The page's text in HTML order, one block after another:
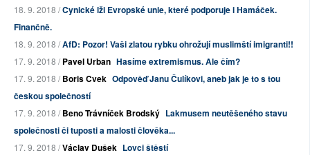
18. 9. 2018 /Cynické lži Evropské unie, které podporuje i Hamáček.
Finančně.
18. 9. 2018 /AfD: Pozor! Vaši zlatou rybku ohrožují muslimští imigranti!!
17. 9. 2018 /Pavel Urban Hasíme extremismus. Ale čím?
17. 9. 2018 /Boris Cvek Odpověď Janu Čulíkovi, aneb jak je to s tou
českou společností
17. 9. 2018 /Beno Trávníček Brodský Lakmusem neutěšeného stavu
společnosti či tuposti a malosti člověka...
17. 9. 2018 /Václav Dušek Lovci štěstí